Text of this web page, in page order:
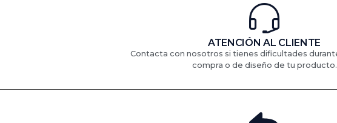
ATENCIÓN AL CLIENTE
Contacta con nosotros si tienes dificultades
compra o de diseño de tu producto.